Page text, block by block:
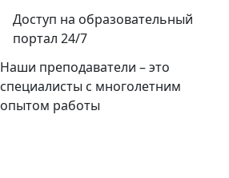
Доступ на образовательный
портал 24/7
Наши преподаватели – это
специалисты с многолетним
опытом работы